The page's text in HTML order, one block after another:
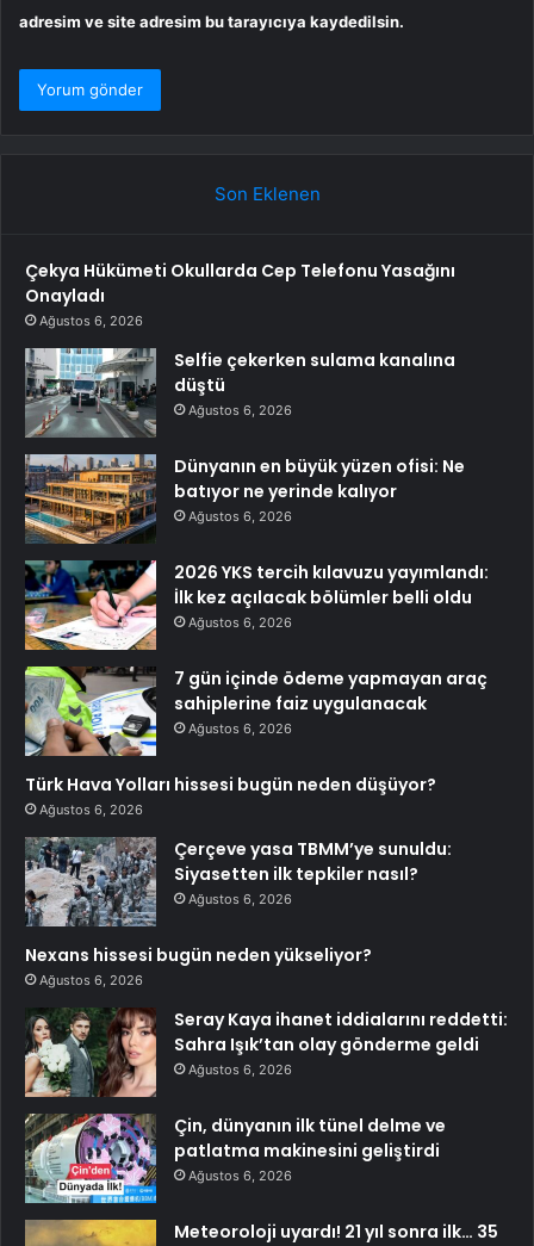
adresim ve site adresim bu tarayıcıya kaydedilsin.
Son Eklenen
Çekya Hükümeti Okullarda Cep Telefonu Yasağını
Onayladı
Ağustos 6, 2026
Selfie çekerken sulama kanalına
düştü
Ağustos 6, 2026
Dünyanın en büyük yüzen ofisi: Ne
batıyor ne yerinde kalıyor
Ağustos 6, 2026
2026 YKS tercih kılavuzu yayımlandı:
İlk kez açılacak bölümler belli oldu
Ağustos 6, 2026
7 gün içinde ödeme yapmayan araç
sahiplerine faiz uygulanacak
Ağustos 6, 2026
Türk Hava Yolları hissesi bugün neden düşüyor?
Ağustos 6, 2026
Çerçeve yasa TBMM’ye sunuldu:
Siyasetten ilk tepkiler nasıl?
Ağustos 6, 2026
Nexans hissesi bugün neden yükseliyor?
Ağustos 6, 2026
Seray Kaya ihanet iddialarını reddetti:
Sahra Işık’tan olay gönderme geldi
Ağustos 6, 2026
Çin, dünyanın ilk tünel delme ve
patlatma makinesini geliştirdi
Ağustos 6, 2026
Meteoroloji uyardı! 21 yıl sonra ilk… 35